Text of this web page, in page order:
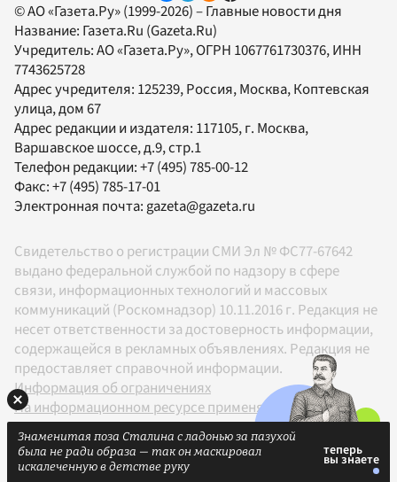
© АО «Газета.Ру» (1999-2026) – Главные новости дня
Название: Газета.Ru (Gazeta.Ru)
Учредитель:АО «Газета.Ру», ОГРН 1067761730376, ИНН
7743625728
Адрес учредителя: 125239, Россия, Москва, Коптевская
улица, дом 67
Адрес редакции и издателя: 117105, г. Москва,
Варшавское шоссе, д.9, стр.1
Телефон редакции:+7 (495) 785-00-12
Факс:+7 (495) 785-17-01
Электронная почта:gazeta@gazeta.ru
Свидетельство о регистрации СМИ Эл № ФС77-67642
выдано федеральной службой по надзору в сфере
связи, информационных технологий и массовых
коммуникаций (Роскомнадзор) 10.11.2016 г. Редакция не
несет ответственности за достоверность информации,
содержащейся в рекламных объявлениях. Редакция не
предоставляет справочной информации.
Информация об ограничениях
На информационном ресурсе применяются
рекомендательные технологии в соответствии с
Правилами
Знаменитая поза Сталина с ладонью за пазухой
была не ради образа — так он маскировал
искалеченную в детстве руку